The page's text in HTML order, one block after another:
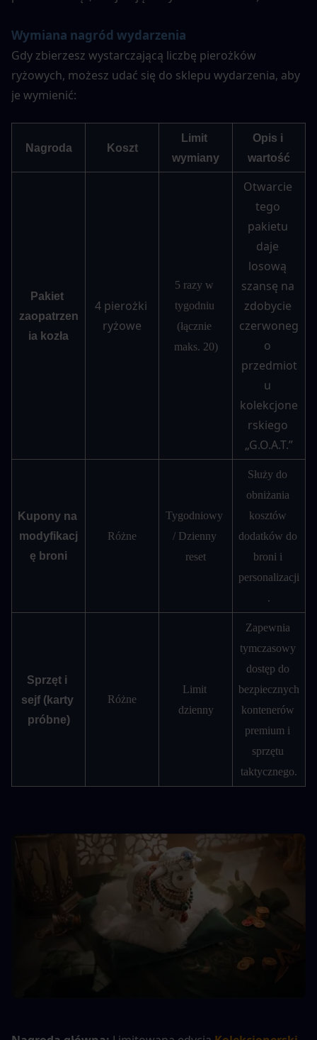
Wymiana nagród wydarzenia
Gdy zbierzesz wystarczającą liczbę pierożków
ryżowych, możesz udać się do sklepu wydarzenia, aby
je wymienić:
Nagroda Koszt
Limit
wymiany
Opis i
wartość
Pakiet
zaopatrzen
ia kozła
4 pierożki
ryżowe
5 razy w
tygodniu
(łącznie
maks. 20)
Otwarcie
tego
pakietu
daje
losową
szansę na
zdobycie
czerwoneg
o
przedmiot
u
kolekcjone
rskiego
„G.O.A.T.”
Kupony na
modyfikacj
ę broni
Różne
Tygodniowy
/ Dzienny
reset
Służy do
obniżania
kosztów
dodatków do
broni i
personalizacji
.
Sprzęt i
sejf (karty
próbne)
Różne
Limit
dzienny
Zapewnia
tymczasowy
dostęp do
bezpiecznych
kontenerów
premium i
sprzętu
taktycznego.